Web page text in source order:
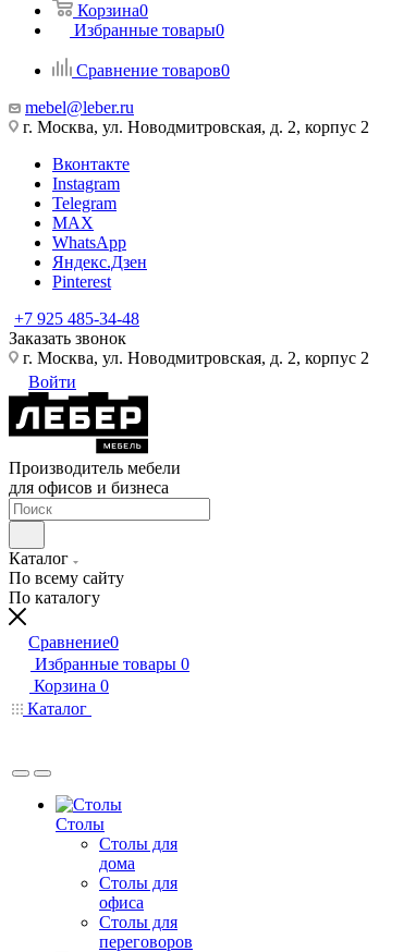
Корзина0
Избранные товары0
Сравнение товаров0
mebel@leber.ru
г. Москва, ул. Новодмитровская, д. 2, корпус 2
Вконтакте
Instagram
Telegram
MAX
WhatsApp
Яндекс.Дзен
Pinterest
+7 925 485-34-48
Заказать звонок
г. Москва, ул. Новодмитровская, д. 2, корпус 2
Войти
Производитель мебели
для офисов и бизнеса
Каталог
По всему сайту
По каталогу
Сравнение0
Избранные товары 0
Корзина 0
Каталог
Столы
Столы для
дома
Столы для
офиса
Столы для
переговоров